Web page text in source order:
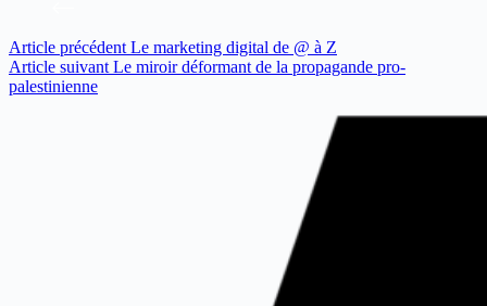
Article précédent Le marketing digital de @ à Z
Article suivant Le miroir déformant de la propagande pro-
palestinienne